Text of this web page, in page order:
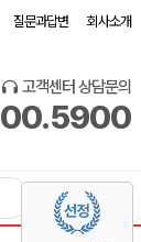
질문과답변 회사소개
고객센터 상담문의